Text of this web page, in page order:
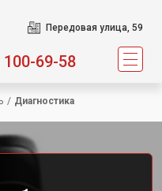
Передовая улица, 59
69-58
/ Диагностика